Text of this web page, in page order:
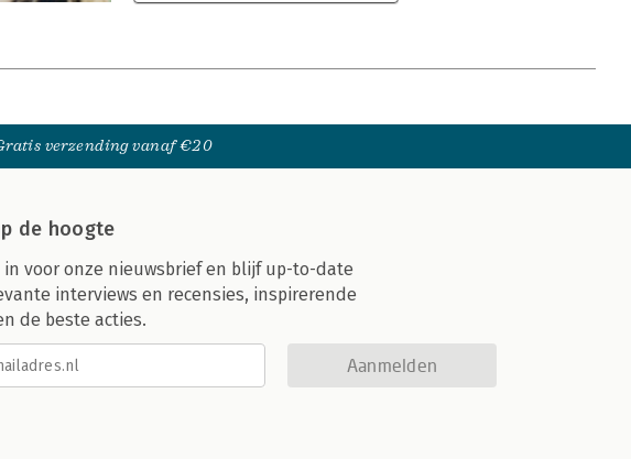
verzending vanaf €20
de hoogte
in voor onze nieuwsbrief en blijf up-to-date
interviews en recensies, inspirerende
de beste acties.
Aanmelden